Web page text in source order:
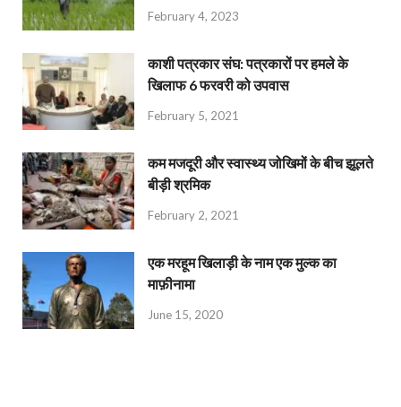
February 4, 2023
काशी पत्रकार संघ: पत्रकारों पर हमले के
खिलाफ 6 फरवरी को उपवास
February 5, 2021
कम मजदूरी और स्वास्थ्य जोखिमों के बीच झूलते
बीड़ी श्रमिक
February 2, 2021
एक मरहूम खिलाड़ी के नाम एक मुल्क का
माफ़ीनामा
June 15, 2020